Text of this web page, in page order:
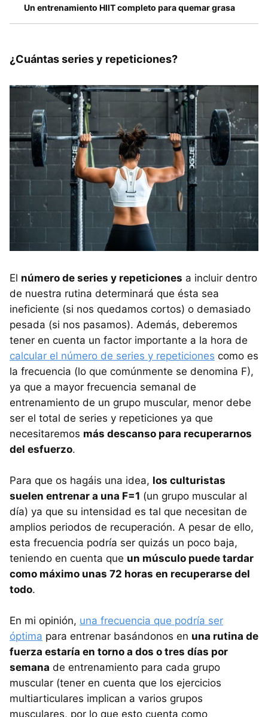
Un entrenamiento HIIT completo para quemar grasa
¿Cuántas series y repeticiones?
El número de series y repeticiones a incluir dentro
de nuestra rutina determinará que ésta sea
ineficiente (si nos quedamos cortos) o demasiado
pesada (si nos pasamos). Además, deberemos
tener en cuenta un factor importante a la hora de
calcular el número de series y repeticiones como es
la frecuencia (lo que comúnmente se denomina F),
ya que a mayor frecuencia semanal de
entrenamiento de un grupo muscular, menor debe
ser el total de series y repeticiones ya que
necesitaremos más descanso para recuperarnos
del esfuerzo.
Para que os hagáis una idea, los culturistas
suelen entrenar a una F=1 (un grupo muscular al
día) ya que su intensidad es tal que necesitan de
amplios periodos de recuperación. A pesar de ello,
esta frecuencia podría ser quizás un poco baja,
teniendo en cuenta que un músculo puede tardar
como máximo unas 72 horas en recuperarse del
todo.
En mi opinión, una frecuencia que podría ser
óptima para entrenar basándonos en una rutina de
fuerza estaría en torno a dos o tres días por
semana de entrenamiento para cada grupo
muscular (tener en cuenta que los ejercicios
multiarticulares implican a varios grupos
musculares, por lo que esto cuenta como